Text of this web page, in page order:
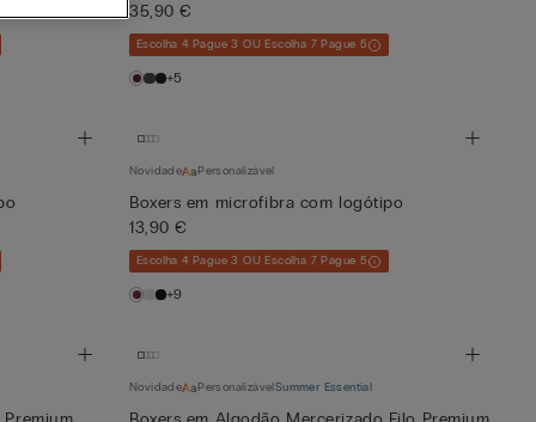
35,90 €
Escolha 4 Pague 3 OU Escolha 7 Pague 5
+5
Novidade Personalizável
Boxers em microfibra com logótipo
13,90 €
Escolha 4 Pague 3 OU Escolha 7 Pague 5
+9
Novidade PersonalizávelSummer Essential